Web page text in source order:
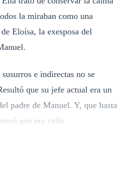
la miraban como una
Eloísa, la exesposa del
e indirectas no se
que su jefe actual era un
padre de Manuel. Y, que hasta
que era cuña